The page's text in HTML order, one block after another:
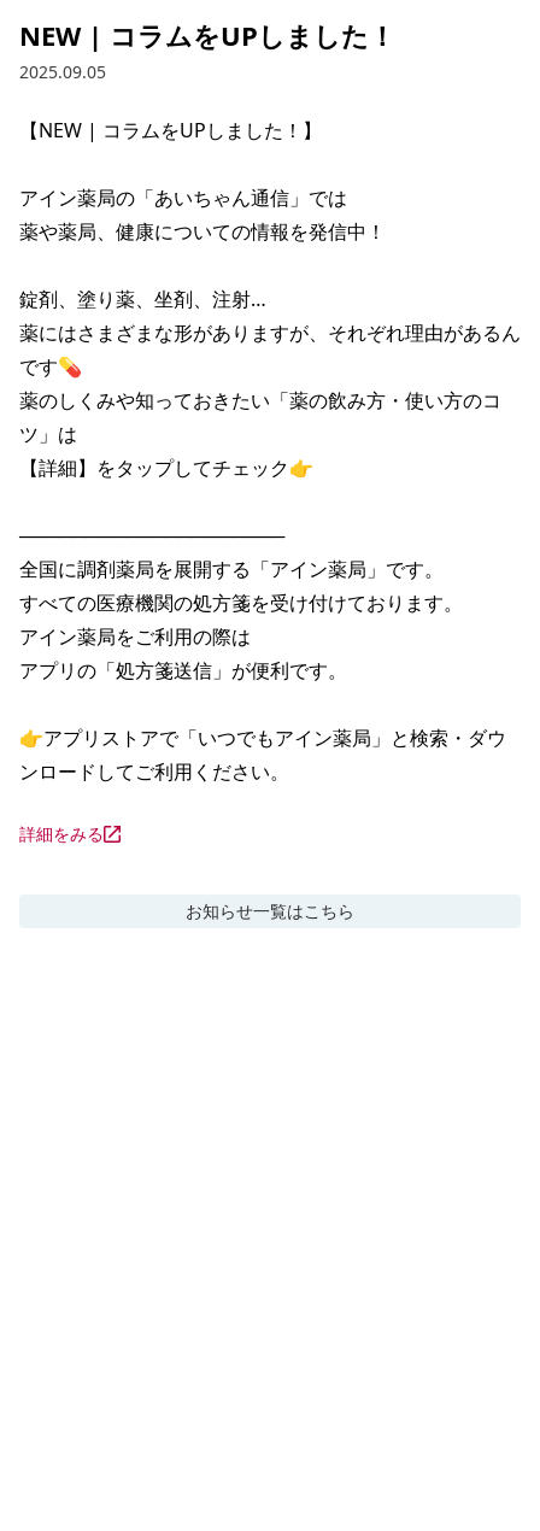
NEW | コラムをUPしました！
2025.09.05
【NEW | コラムをUPしました！】
アイン薬局の「あいちゃん通信」では
薬や薬局、健康についての情報を発信中！
錠剤、塗り薬、坐剤、注射…
薬にはさまざまな形がありますが、それぞれ理由があるん
です💊
薬のしくみや知っておきたい「薬の飲み方・使い方のコ
ツ」は
【詳細】をタップしてチェック👉
────────────────────
全国に調剤薬局を展開する「アイン薬局」です。
すべての医療機関の処方箋を受け付けております。
アイン薬局をご利用の際は
アプリの「処方箋送信」が便利です。
👉アプリストアで「いつでもアイン薬局」と検索・ダウ
ンロードしてご利用ください。
詳細をみる
お知らせ一覧はこちら